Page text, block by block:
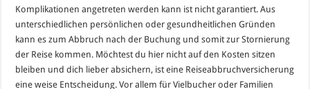
Komplikationen angetreten werden kann ist nicht garantiert. Aus
unterschiedlichen persönlichen oder gesundheitlichen Gründen
kann es zum Abbruch nach der Buchung und somit zur Stornierung
der Reise kommen. Möchtest du hier nicht auf den Kosten sitzen
bleiben und dich lieber absichern, ist eine Reiseabbruchversicherung
eine weise Entscheidung. Vor allem für Vielbucher oder Familien